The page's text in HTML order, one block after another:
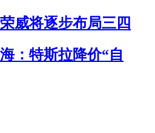
威将逐步布局三四
：特斯拉降价“自